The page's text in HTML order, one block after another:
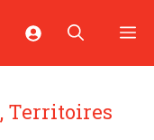
, Territoires